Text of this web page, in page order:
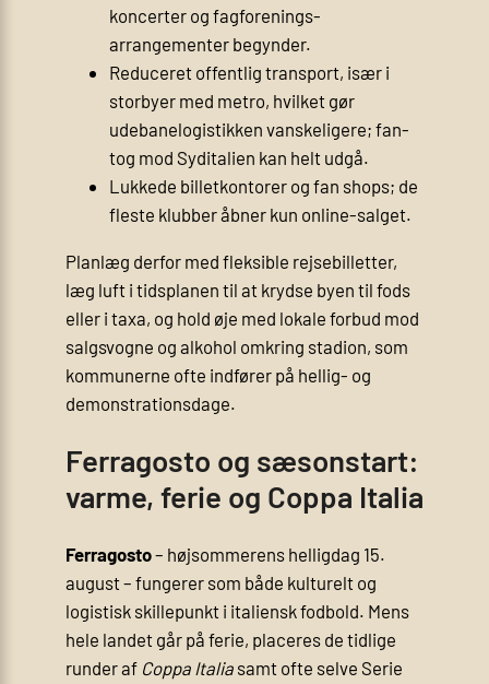
koncerter og fagforenings­
arrangementer begynder.
Reduceret offentlig transport, især i
storbyer med metro, hvilket gør
udebane­logistikken vanskeligere; fan­
tog mod Syditalien kan helt udgå.
Lukkede billetkontorer og fan shops; de
fleste klubber åbner kun online-salget.
Planlæg derfor med fleksible rejse­billetter,
læg luft i tids­planen til at krydse byen til fods
eller i taxa, og hold øje med lokale forbud mod
salgs­vogne og alkohol omkring stadion, som
kommunerne ofte indfører på hellig- og
demonstrations­dage.
Ferragosto og sæsonstart:
varme, ferie og Coppa Italia
Ferragosto– højsommerens helligdag 15.
august – fungerer som både kulturelt og
logistisk skillepunkt i italiensk fodbold. Mens
hele landet går på ferie, placeres de tidlige
runder af Coppa Italiasamt ofte selve Serie